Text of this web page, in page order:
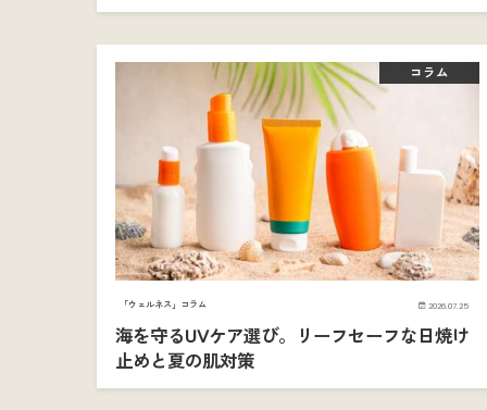
コラム
「ウェルネス」コラム 2026.07.25
海を守るUVケア選び。リーフセーフな日焼け
止めと夏の肌対策